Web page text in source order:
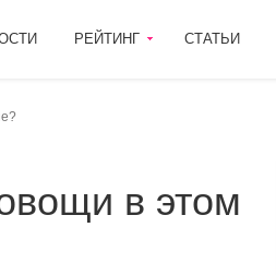
РЕЙТИНГ СТАТЬИ